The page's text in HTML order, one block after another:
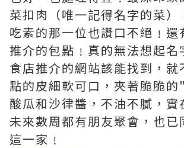
菜扣肉（唯一記得名字的菜）
吃素的那一位也讚口不絕﹗還
推介的包點﹗真的無法想起名
食店推介的網站該能找到，就
點的皮細軟可口，夾著脆脆
酸瓜和沙律醬，不油不膩，實
未來數周都有朋友聚會，也已
這一家﹗